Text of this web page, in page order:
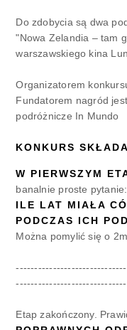
Do zdobycia są dwa
"Nowa Zelandia – tam
warszawskiego kina
Organizatorem
Fundatorem nagród
podróżnicze In Mundo
KONKURS
W PIERWSZYM
banalnie proste pytanie:
ILE LAT MIAŁA
PODCZAS ICH
Można pomylić się o
Etap zakończony.